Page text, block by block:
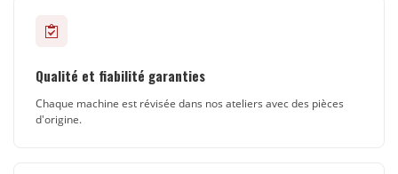
Qualité et fiabilité garanties
Chaque machine est révisée dans nos ateliers avec des pièces
d'origine.